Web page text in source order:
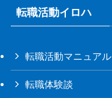
転職活動イロハ
転職活動マニュアル
転職体験談